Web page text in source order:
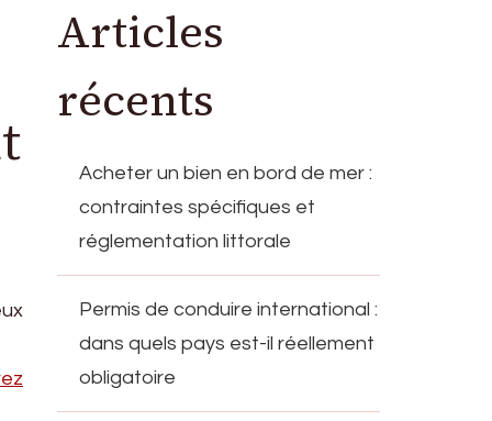
Articles
récents
Acheter un bien en bord de mer :
contraintes spécifiques et
réglementation littorale
Permis de conduire international :
dans quels pays est-il réellement
obligatoire